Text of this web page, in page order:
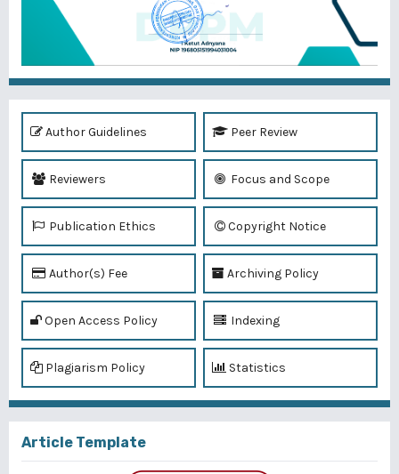
Author Guidelines Peer Review
Reviewers Focus and Scope
Publication Ethics Copyright Notice
Author(s) Fee Archiving Policy
Open Access Policy Indexing
Plagiarism Policy Statistics
Article Template